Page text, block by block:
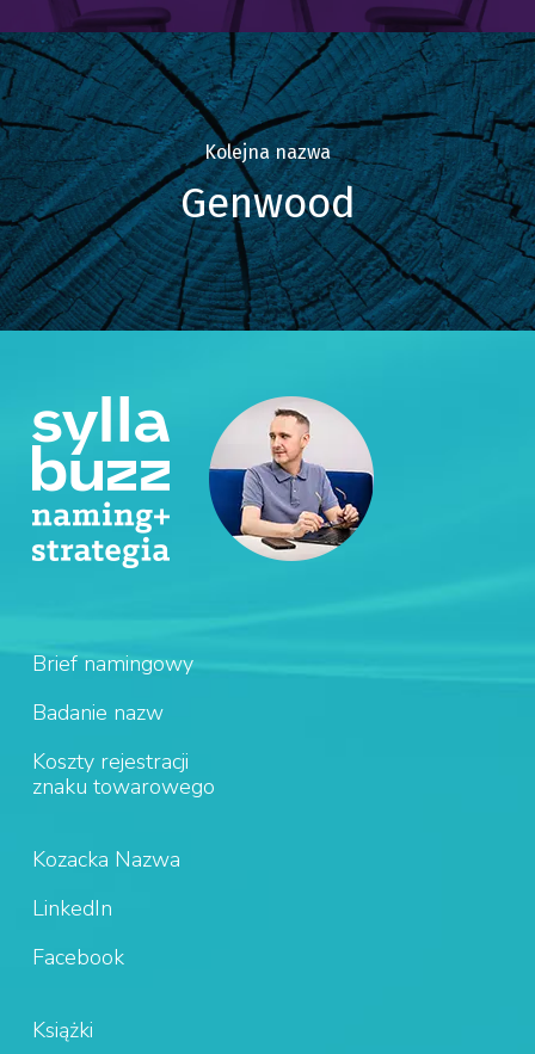
Kolejna nazwa
Genwood
Brief namingowy
Badanie nazw
Koszty rejestracji
znaku towarowego
Kozacka Nazwa
LinkedIn
Facebook
Książki